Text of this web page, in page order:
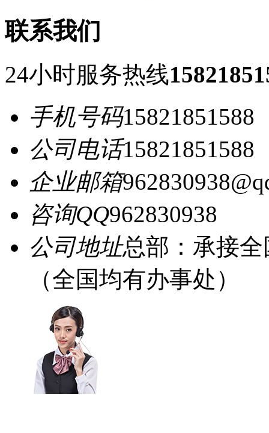
联系我们
24小时服务热线
手机号码15821851588
公司电话15821851588
企业邮箱
咨询QQ962830938
公司地址总部：承接
（全国均有办事处）